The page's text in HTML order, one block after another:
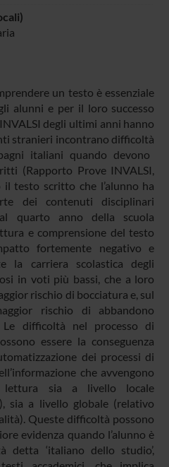
un testo è essenziale
alunni e per il loro successo
degli ultimi anni hanno
stranieri incontrano difficoltà
italiani quando devono
(Rapporto Prove INVALSI,
testo scritto che l’alunno ha
dei contenuti disciplinari
quarto anno della scuola
e comprensione del testo
fortemente negativo e
la carriera scolastica degli
in voti più bassi, che a loro
rischio di bocciatura e, sul
rischio di abbandono
Le difficoltà nel processo di
essere la conseguenza
dei processi di
che avvengono
sia a livello locale
sia a livello globale (relativo
Queste difficoltà possono
evidenza quando l’alunno è
detta ‘italiano dello studio’,